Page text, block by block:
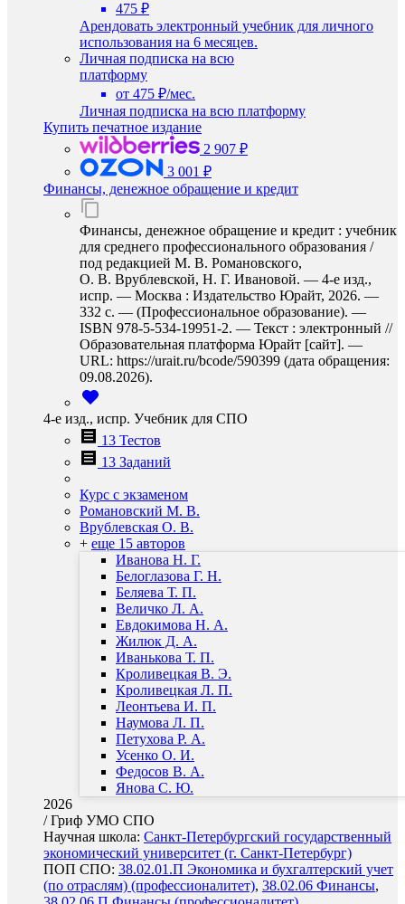
475 ₽
Арендовать электронный учебник для личного
использования на 6 месяцев.
Личная подписка на всю
платформу
от 475 ₽/мес.
Личная подписка на всю платформу
Купить печатное издание
2 907 ₽
3 001 ₽
Финансы, денежное обращение и кредит
Финансы, денежное обращение и кредит : учебник
для среднего профессионального образования /
под редакцией М. В. Романовского,
О. В. Врублевской, Н. Г. Ивановой. — 4-е изд.,
испр. — Москва : Издательство Юрайт, 2026. —
332 с. — (Профессиональное образование). —
ISBN 978-5-534-19951-2. — Текст : электронный //
Образовательная платформа Юрайт [сайт]. —
URL: https://urait.ru/bcode/590399 (дата обращения:
09.08.2026).
4-е изд., испр. Учебник для СПО
13 Тестов
13 Заданий
Курс с экзаменом
Романовский М. В.
Врублевская О. В.
+ еще 15 авторов
Иванова Н. Г.
Белоглазова Г. Н.
Беляева Т. П.
Величко Л. А.
Евдокимова Н. А.
Жилюк Д. А.
Иванькова Т. П.
Кроливецкая В. Э.
Кроливецкая Л. П.
Леонтьева И. П.
Наумова Л. П.
Петухова Р. А.
Усенко О. И.
Федосов В. А.
Янова С. Ю.
2026
/Гриф УМО СПО
Научная школа: Санкт-Петербургский государственный
экономический университет (г. Санкт-Петербург)
ПОП СПО: 38.02.01.П Экономика и бухгалтерский учет
(по отраслям) (профессионалитет), 38.02.06 Финансы,